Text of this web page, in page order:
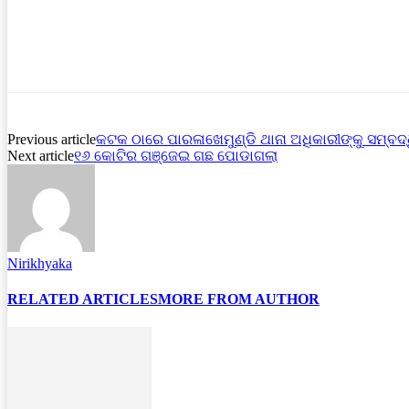
Previous articleକଟକ ଠାରେ ପାରଳାଖେମୁଣ୍ଡି ଥାନା ଅଧିକାରୀଙ୍କୁ
Next article୧୬ କୋଟିର ଗଞ୍ଜେଇ ଗଛ ପୋଡାଗଲା
Nirikhyaka
RELATED ARTICLESMORE FROM AUTHOR